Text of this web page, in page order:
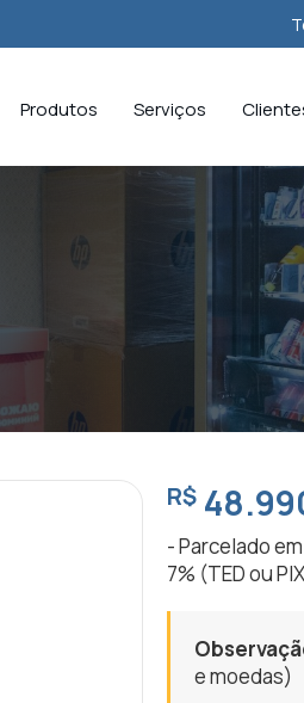
Produtos Serviços
R$
- Parcelado
7% (TED ou
e moedas)